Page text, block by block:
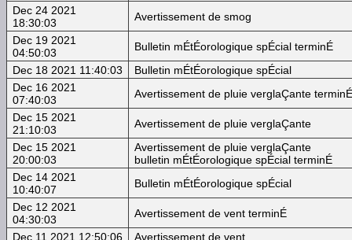
Dec 24 2021
18:30:03
Avertissement de smog
Dec 19 2021
04:50:03
Bulletin mÉtÉorologique spÉcial terminÉ
Dec 18 2021 11:40:03
Bulletin mÉtÉorologique spÉcial
Dec 16 2021
07:40:03
Avertissement de pluie verglaÇante terminÉ
Dec 15 2021
21:10:03
Avertissement de pluie verglaÇante
Dec 15 2021
20:00:03
Avertissement de pluie verglaÇante
bulletin mÉtÉorologique spÉcial terminÉ
Dec 14 2021
10:40:07
Bulletin mÉtÉorologique spÉcial
Dec 12 2021
04:30:03
Avertissement de vent terminÉ
Dec 11 2021 12:50:06
Avertissement de vent